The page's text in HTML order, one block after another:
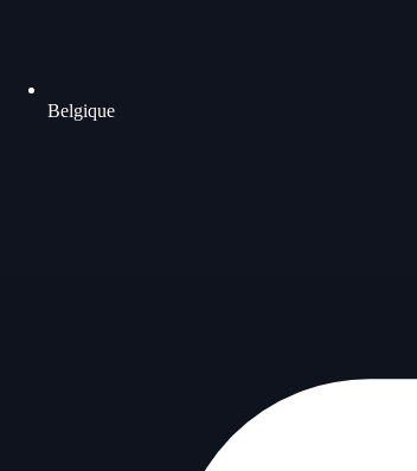
Belgique